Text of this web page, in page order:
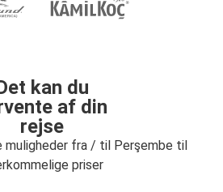
kan du
af din
rejse
muligheder fra / til Perşembe til
priser